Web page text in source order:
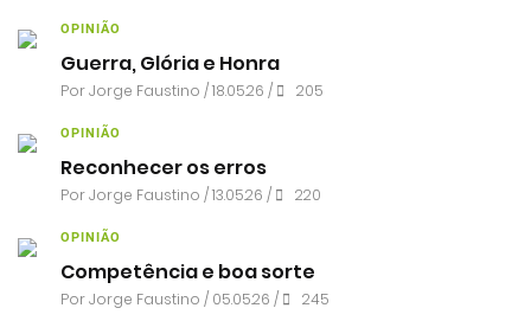
OPINIÃO
Guerra, Glória e Honra
PorJorge Faustino / 18.05.26 / 205
OPINIÃO
Reconhecer os erros
PorJorge Faustino / 13.05.26 / 220
OPINIÃO
Competência e boa sorte
PorJorge Faustino / 05.05.26 / 245